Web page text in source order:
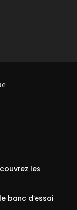
les
banc d’essai